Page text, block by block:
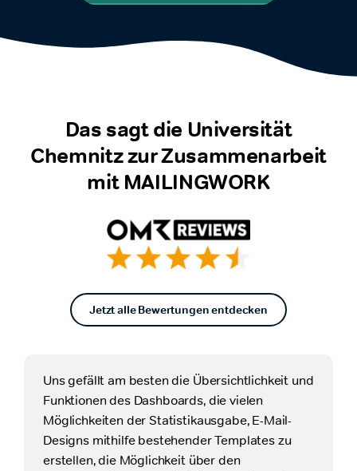
Das sagt die Universität
Chemnitz zur Zusammenarbeit
mit MAILINGWORK
Jetzt alle Bewertungen entdecken
Uns gefällt am besten die Übersichtlichkeit und
Funktionen des Dashboards, die vielen
Möglichkeiten der Statistikausgabe, E-Mail-
Designs mithilfe bestehender Templates zu
erstellen, die Möglichkeit über den